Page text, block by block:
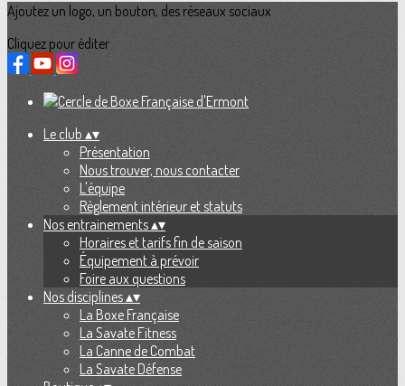
Ajoutez un logo, un bouton, des réseaux sociaux
Cliquez pour éditer
Le club ▴▾
Présentation
Nous trouver, nous contacter
L'équipe
Règlement intérieur et statuts
Nos entrainements▴▾
Horaires et tarifs fin de saison
Équipement à prévoir
Foire aux questions
Nos disciplines▴▾
La Boxe Française
La Savate Fitness
La Canne de Combat
La Savate Défense